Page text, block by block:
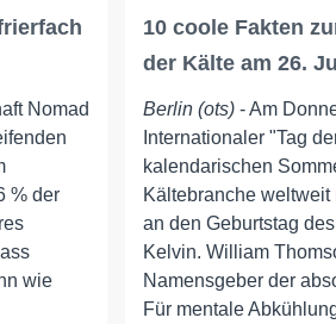
Nomad
% der
wie
10 coole Fakten
der Kälte am 26.
Berlin (ots) - Am
Internationaler "Tag
kalendarischen
Kältebranche weltweit
an den Geburtstag
Kelvin. William
Namensgeber der
Für mentale